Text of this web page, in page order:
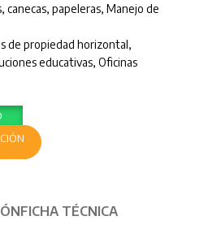
canecas, papeleras, Manejo de
de propiedad horizontal,
educativas, Oficinas
FICHA TÉCNICA